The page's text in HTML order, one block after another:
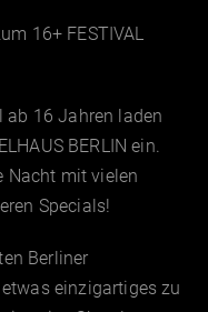
16+ FESTIVAL
ab 16 Jahren laden
BERLIN ein.
Nacht mit vielen
Specials!
Berliner
einzigartiges zu